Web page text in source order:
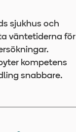
sjukhus och
väntetiderna för
kompetens
snabbare.